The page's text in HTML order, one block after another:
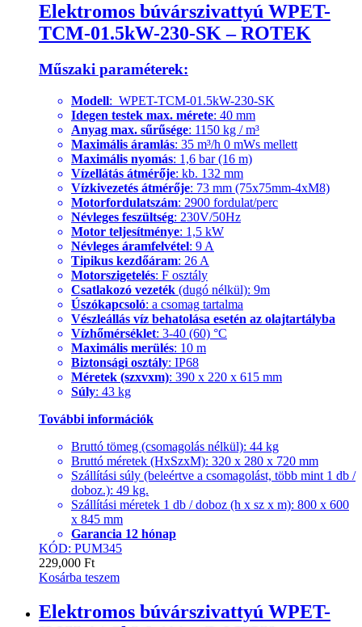
Elektromos búvárszivattyú WPET-
TCM-01.5kW-230-SK – ROTEK
Műszaki paraméterek:
Modell: WPET-TCM-01.5kW-230-SK
Idegen testek max. mérete: 40 mm
Anyag max. sűrűsége: 1150 kg / m³
Maximális áramlás: 35 m³/h 0 mWs mellett
Maximális nyomás: 1,6 bar (16 m)
Vízellátás átmérője: kb. 132 mm
Vízkivezetés átmérője: 73 mm (75x75mm-4xM8)
Motorfordulatszám: 2900 fordulat/perc
Névleges feszültség: 230V/50Hz
Motor teljesítménye: 1,5 kW
Névleges áramfelvétel: 9 A
Tipikus kezdőáram: 26 A
Motorszigetelés: F osztály
Csatlakozó vezeték (dugó nélkül): 9m
Úszókapcsoló: a csomag tartalma
Vészleállás víz behatolása esetén az olajtartályba
Vízhőmérséklet: 3-40 (60) °C
Maximális merülés: 10 m
Biztonsági osztály: IP68
Méretek (szxvxm): 390 x 220 x 615 mm
Súly: 43 kg
További információk
Bruttó tömeg (csomagolás nélkül): 44 kg
Bruttó méretek (HxSzxM): 320 x 280 x 720 mm
Szállítási súly (beleértve a csomagolást, több mint 1 db /
doboz.): 49 kg.
Szállítási méretek 1 db / doboz (h x sz x m): 800 x 600
x 845 mm
Garancia 12 hónap
KÓD: PUM345
229,000 Ft
Kosárba teszem
Elektromos búvárszivattyú WPET-